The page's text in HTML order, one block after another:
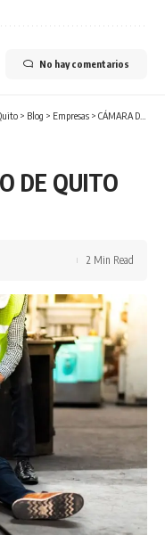
No hay comentarios
> Blog > Empresas > CÁMARA DE COMERCIO DE QUITO LANZA SEISO
DE QUITO
2 Min Read